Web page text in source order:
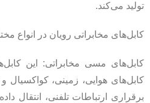
تولید می‌کند.
کابل‌های مخابراتی رویان در انواع
کابل‌های مسی مخابراتی: این
کابل‌های هوایی، زمینی، کواکسیال
برقراری ارتباطات تلفنی، انتقال